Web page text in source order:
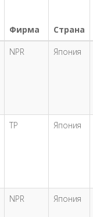
Фирма Страна
NPR Япония
TP Япония
NPR Япония